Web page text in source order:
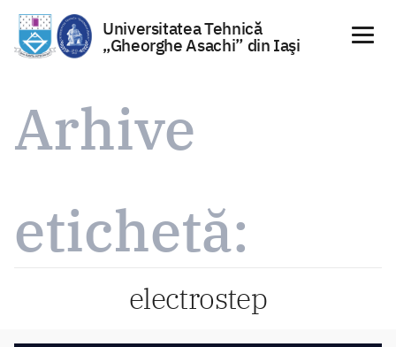
conținut
Universitatea Tehnică
„Gheorghe Asachi” din Iaşi
Arhive
etichetă:
electrostep